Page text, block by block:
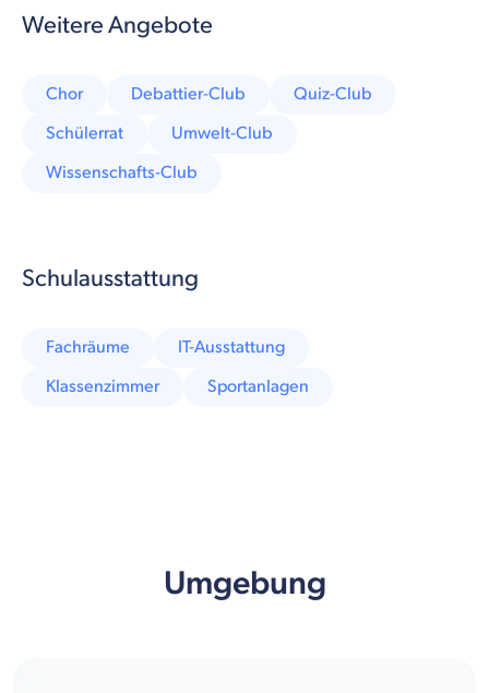
Weitere Angebote
Chor Debattier-Club
Quiz-Club
Schülerrat
Umwelt-Club
Wissenschafts-Club
Schulausstattung
Fachräume
IT-Ausstattung
Klassenzimmer
Sportanlagen
Umgebung